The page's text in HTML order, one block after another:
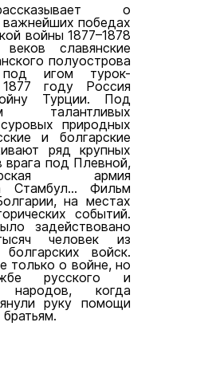
о
победах
войны 1877–1878
славянские
полуострова
под игом турок-
году Россия
Турции. Под
талантливых
природных
и болгарские
ряд крупных
врага под Плевной,
армия
Стамбул... Фильм
на местах
событий.
задействовано
человек из
войск.
только о войне, но
русского и
народов, когда
руку помощи